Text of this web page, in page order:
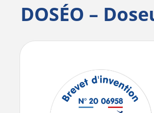
DOSÉO –